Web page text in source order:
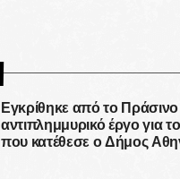
Εγκρίθηκε από το Πράσινο
αντιπλημμυρικό έργο για
που κατέθεσε ο Δήμος